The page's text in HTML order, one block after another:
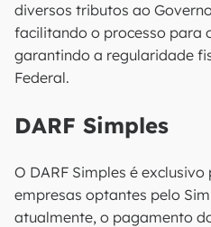
diversos tributos ao
facilitando o processo para
garantindo a regularidade
Federal.
DARF Simples
O DARF Simples é
empresas optantes pelo
atualmente, o pagamento